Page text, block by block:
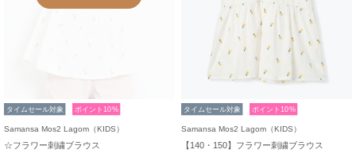
タイムセール対象 ポイント10%
Samansa Mos2 Lagom（KIDS）
☆フラワー刺繍ブラウス
タイムセール対象 ポイント10%
Samansa Mos2 Lagom（KIDS）
【140・150】フラワー刺繍ブラウス